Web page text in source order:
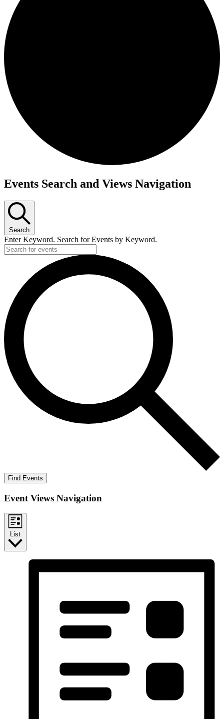
Events Search and Views Navigation
Search
Enter Keyword. Search for Events by Keyword.
Find Events
Event Views Navigation
List